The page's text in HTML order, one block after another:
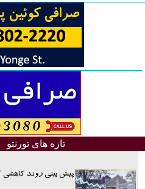
تازه های تورنتو
پیش بینی روند